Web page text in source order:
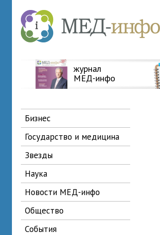
журнал
МЕД-инфо
бизнес
государство и медицина
звезды
наука
новости МЕД-инфо
общество
события